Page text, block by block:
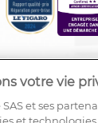
votre vie
et ses